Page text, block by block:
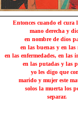
Entonces cuando el cura
mano derecha y
en nombre de dios
en las buenas y en las
en las enfermedades, en las
en las putadas y las
yo les digo que
marido y mujer este
solos la muerta los
separar.